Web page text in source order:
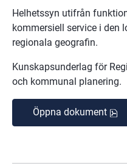
Helhetssyn utifrån
kommersiell service i den
regionala geografin.
Kunskapsunderlag för
och kommunal planering.
Öppna dokument
Pdf, 3.2 MB.